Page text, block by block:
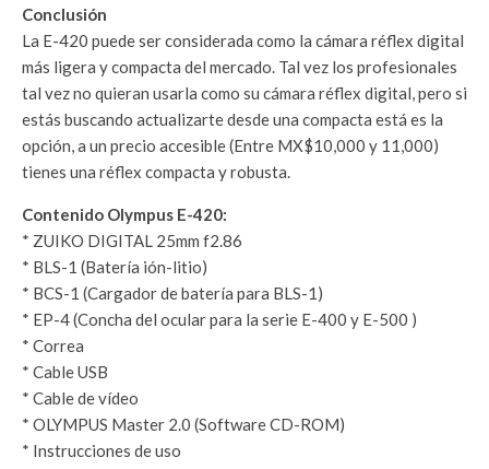
Conclusión
La E-420 puede ser considerada como la cámara réflex digital
más ligera y compacta del mercado. Tal vez los profesionales
tal vez no quieran usarla como su cámara réflex digital, pero si
estás buscando actualizarte desde una compacta está es la
opción, a un precio accesible (Entre MX$10,000 y 11,000)
tienes una réflex compacta y robusta.
Contenido Olympus E-420:
* ZUIKO DIGITAL 25mm f2.86
* BLS-1 (Batería ión-litio)
* BCS-1 (Cargador de batería para BLS-1)
* EP-4 (Concha del ocular para la serie E-400 y E-500 )
* Correa
* Cable USB
* Cable de vídeo
* OLYMPUS Master 2.0 (Software CD-ROM)
* Instrucciones de uso